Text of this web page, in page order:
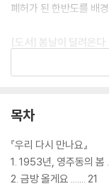
폐허가 된 한반도를 배
[도서] 봄날이 달려온다
별숲에서 펴내는 〈생
니다. 대한민국 출범 이
의 시각으로 풀어낸 장
도 어린이 특유의 웃음
요 사건에 대한 역사 서
실감 있게 구현해 내어
목차
『우리 다시 만나요』
1. 1953년, 영주동의 봄
2. 금방 올게요 ....... 21